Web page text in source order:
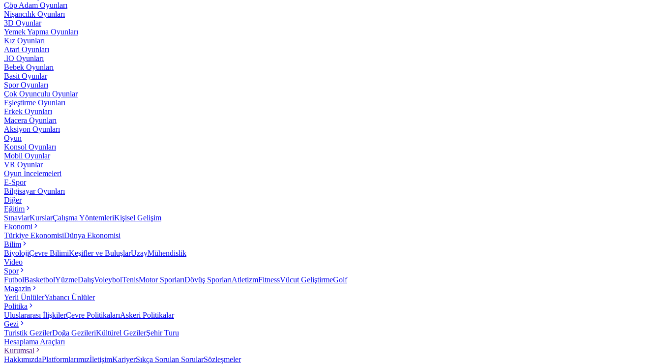
Çöp Adam Oyunları
Nişancılık Oyunları
3D Oyunlar
Yemek Yapma Oyunları
Kız Oyunları
Atari Oyunları
.IO Oyunları
Bebek Oyunları
Basit Oyunlar
Spor Oyunları
Çok Oyunculu Oyunlar
Eşleştirme Oyunları
Erkek Oyunları
Macera Oyunları
Aksiyon Oyunları
Oyun
Konsol Oyunları
Mobil Oyunlar
VR Oyunlar
Oyun İncelemeleri
E-Spor
Bilgisayar Oyunları
Diğer
Eğitim
SınavlarKurslarÇalışma YöntemleriKişisel Gelişim
Ekonomi
Türkiye EkonomisiDünya Ekonomisi
Bilim
BiyolojiÇevre BilimiKeşifler ve BuluşlarUzayMühendislik
Video
Spor
FutbolBasketbolYüzmeDalışVoleybolTenisMotor SporlarıDövüş SporlarıAtletizmFitnessVücut GeliştirmeGolf
Magazin
Yerli ÜnlülerYabancı Ünlüler
Politika
Uluslararası İlişkilerÇevre PolitikalarıAskeri Politikalar
Gezi
Turistik GezilerDoğa GezileriKültürel GezilerŞehir Turu
Hesaplama Araçları
Kurumsal
HakkımızdaPlatformlarımızİletişimKariyerSıkça Sorulan SorularSözleşmeler